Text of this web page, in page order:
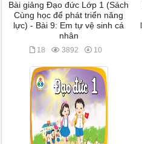
Bài giảng Đạo đức Lớp 1 (Sách
Cùng học để phát triển năng
lực) - Bài 9: Em tự vệ sinh cá
nhân
18 3892 10